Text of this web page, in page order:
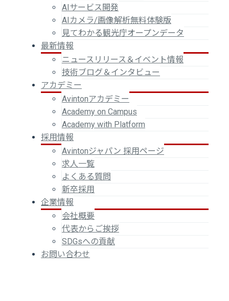
AIサービス開発
AIカメラ/画像解析無料体験版
見てわかる観光庁オープンデータ
最新情報
ニュースリリース＆イベント情報
技術ブログ＆インタビュー
アカデミー
Avintonアカデミー
Academy on Campus
Academy with Platform
採用情報
Avintonジャパン 採用ページ
求人一覧
よくある質問
新卒採用
企業情報
会社概要
代表からご挨拶
SDGsへの貢献
お問い合わせ